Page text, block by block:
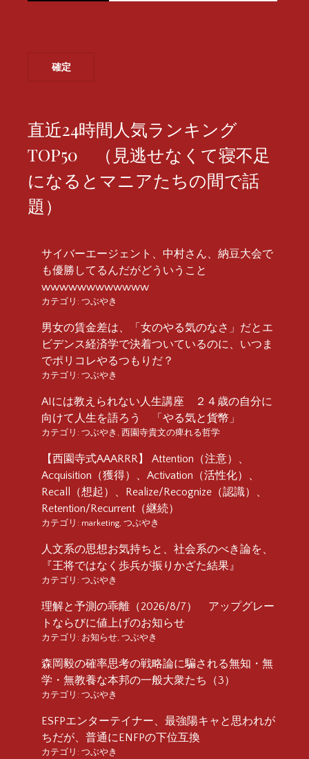
直近24時間人気ランキング
TOP50 （見逃せなくて寝不足
になるとマニアたちの間で話
題）
サイバーエージェント、中村さん、納豆大会で
も優勝してるんだがどういうこと
wwwwwwwwwwww
カテゴリ: つぶやき
男女の賃金差は、「女のやる気のなさ」だとエ
ビデンス経済学で決着ついているのに、いつま
でポリコレやるつもりだ？
カテゴリ: つぶやき
AIには教えられない人生講座 ２４歳の自分に
向けて人生を語ろう 「やる気と貨幣」
カテゴリ: つぶやき 西園寺貴文の痺れる哲学
【西園寺式AAARRR】 Attention（注意）、
Acquisition（獲得）、Activation（活性化）、
Recall（想起）、Realize/Recognize（認識）、
Retention/Recurrent（継続）
カテゴリ: marketing つぶやき
人文系の思想お気持ちと、社会系のべき論を、
『王将ではなく歩兵が振りかざた結果』
カテゴリ: つぶやき
理解と予測の乖離（2026/8/7） アップグレー
トならびに値上げのお知らせ
カテゴリ: お知らせ つぶやき
森岡毅の確率思考の戦略論に騙される無知・無
学・無教養な本邦の一般大衆たち（3）
カテゴリ: つぶやき
ESFPエンターテイナー、最強陽キャと思われが
ちだが、普通にENFPの下位互換
カテゴリ: つぶやき